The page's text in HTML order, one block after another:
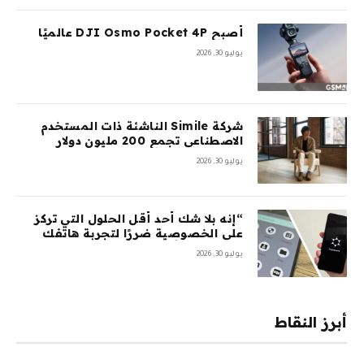
أصبح DJI Osmo Pocket 4P عالميًا
يوليو 30, 2026
شركة Simile الناشئة ذات المستخدم
الاصطناعي تجمع 200 مليون دولار
السلسلة A بقيمة 100 مليون دولار
يوليو 30, 2026
“إنه بلا شك أحد أقل الحلول التي تركز
على الخصوصية ضررًا لتجربة هاتفك
المحمول”: أمضيت شهرًا في اختبار
يوليو 30, 2026
أبرز النقاط